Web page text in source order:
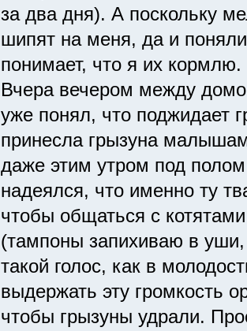
за два дня). А поскольку
шипят на меня, да и
понимает, что я их
Вчера вечером между
уже понял, что поджидает
принесла грызуна
даже этим утром под
надеялся, что именно ту
чтобы общаться с
(тампоны запихиваю в
такой голос, как в
выдержать эту громкость
чтобы грызуны удрали.